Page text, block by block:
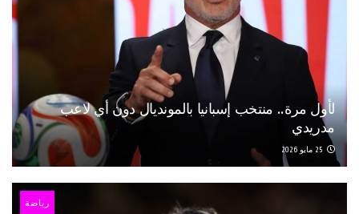
لأول مرة.. منتخب إسبانيا بالمونديال دون أي لاعب
مدريدي
رياضة